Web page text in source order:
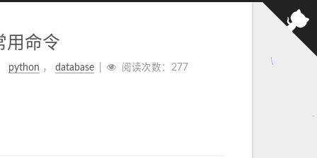
用命令
python ，database 阅读次数： 277